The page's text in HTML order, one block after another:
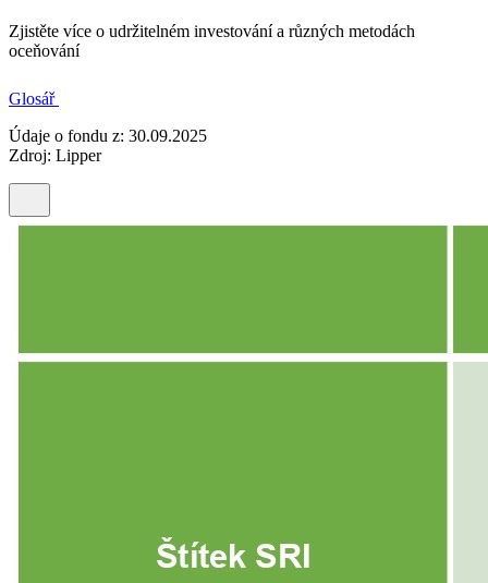
Zjistěte více o udržitelném investování a různých metodách
oceňování
Glosář
Údaje o fondu z: 30.09.2025
Zdroj: Lipper